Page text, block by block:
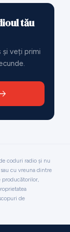
tău
și veți primi
coduri radio și nu
cu vreuna dintre
producătorilor,
de